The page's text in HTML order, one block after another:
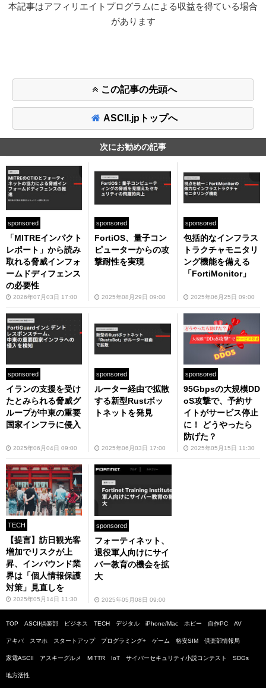
本記事はアフィリエイトプログラムによる収益を得ている場合
があります
この記事の先頭へ
ASCII.jpトップへ
次にお勧めの記事
sponsored
「MITREインパクト
レポート」から読み
取れる脅威インフォ
ームドディフェンス
の必要性
2026年07月03日 17:00
sponsored
FortiOS、量子コン
ピューターからの攻
撃耐性を実現
2025年08月29日 09:00
sponsored
包括的なインフラス
トラクチャモニタリ
ング機能を備える
「FortiMonitor」
2025年06月25日 09:00
sponsored
イランの支援を受け
たとみられる脅威グ
ループが中東の重要
国家インフラに侵入
2025年06月04日 09:00
sponsored
ルーター経由で拡散
する新型Rustボッ
トネットを発見
2025年06月03日 17:00
sponsored
95Gbpsの大規模DD
oS攻撃で、予約サ
イトがサービス停止
に！ どうやったら
防げた？
2025年05月15日 11:30
TECH
【提言】訪日観光客
増加でリスクが上
昇、インバウンド業
界は「個人情報保護
対策」見直しを
2025年05月14日 11:30
sponsored
フォーティネット、
退役軍人向けにサイ
バー教育の機会を拡
大
2025年05月08日 09:00
TOP ASCII倶楽部 ビジネス TECH デジタル iPhone/Mac ホビー 自作PC AV
アキバ スマホ スタートアップ プログラミング+ ゲーム 格安SIM 倶楽部情報局
家電ASCII アスキーグルメ MITTR IoT サイバーセキュリティ小説コンテスト SDGs
地方活性